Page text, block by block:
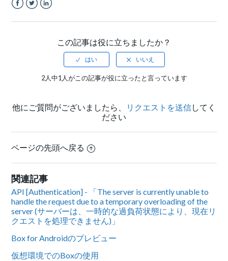
この記事は役に立ちましたか？
2人中1人がこの記事が役に立ったと言っています
他にご質問がございましたら、 リクエストを送信してく
ださい
ページの先頭へ戻る
関連記事
API [Authentication] - 「The server is currently unable to
handle the request due to a temporary overloading of the
server (サーバーは、一時的な過負荷状態により、現在リ
クエストを処理できません)」
Box for Androidのプレビュー
仮想環境でのBoxの使用